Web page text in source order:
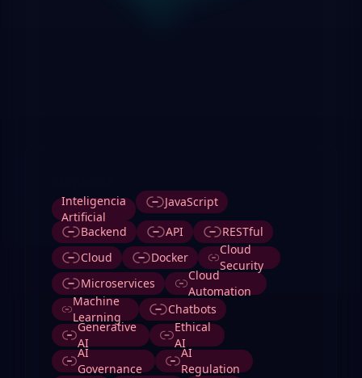
Inteligencia
Artificial
JavaScript
Backend
API
RESTful
Cloud
Docker
Cloud
Security
Microservices
Cloud
Automation
Machine
Learning
Chatbots
Generative
AI
Ethical
AI
AI
Governance
AI
Regulation